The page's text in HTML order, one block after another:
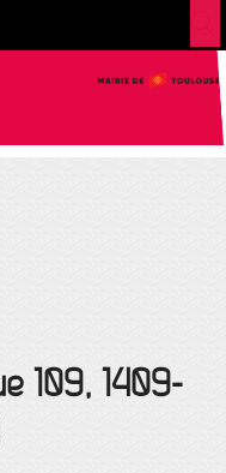
109, 1409-